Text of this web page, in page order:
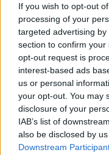
If you wish to opt-out
processing of your
targeted advertising
section to confirm
opt-out request is
interest-based ads
us or personal
your opt-out. You may
disclosure of your
IAB’s list of
also be disclosed by
Downstream
Ministrul
reprezintă